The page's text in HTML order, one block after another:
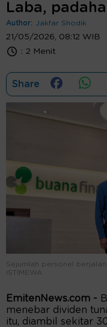
Laba,
Author: Jakfar Shodik
21/05/2026, 08:12 WIB
: 2 Menit
Share
Sejumlah personel
ISTIMEWA
EmitenNews.com -
menebar dividen
itu, diambil sekitar